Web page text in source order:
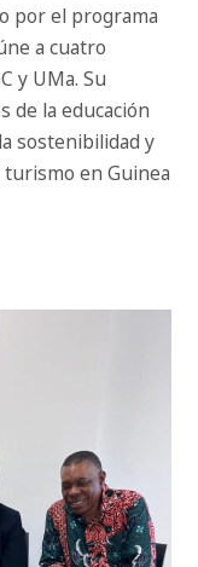
por el programa
a cuatro
y UMa. Su
de la educación
sostenibilidad y
en Guinea